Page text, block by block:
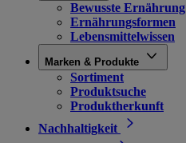
Bewusste Ernährung
Ernährungsformen
Lebensmittelwissen
Marken & Produkte
Sortiment
Produktsuche
Produktherkunft
Nachhaltigkeit